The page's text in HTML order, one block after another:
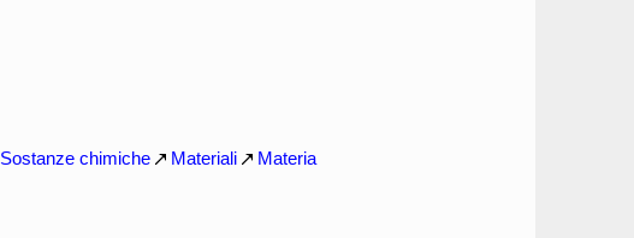
Sostanze chimiche Materiali Materia